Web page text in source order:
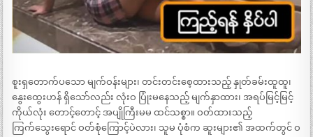
စူးရှတောက်ပသော မျက်ဝန်းများ၊ တင်းတင်းစေ့ထားသည့် နှုတ်ခမ်းထူထူ၊
နွေးထွေးဟန် ရှိသော်လည်း လုံးဝ ပြုံးမနေသည့် မျက်နှာထား၊ အရပ်မြင့်မြင့်
ကိုယ်လုံး တောင့်တောင့် အပျိုကြီးမမ ထင်သစ္စာ။ ဝတ်ထားသည့်
ကြက်သွေးရောင် ဝတ်စုံကြောင့်ပဲလား၊ သူမ ပုံစံက ဆူးများ၏ အထက်တွင် ဝ